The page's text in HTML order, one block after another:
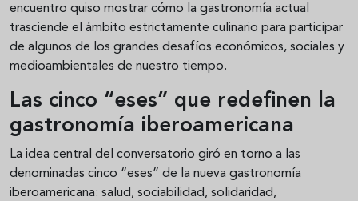
encuentro quiso mostrar cómo la gastronomía actual
trasciende el ámbito estrictamente culinario para participar
de algunos de los grandes desafíos económicos, sociales y
medioambientales de nuestro tiempo.
Las cinco “eses” que redefinen la
gastronomía iberoamericana
La idea central del conversatorio giró en torno a las
denominadas cinco “eses” de la nueva gastronomía
iberoamericana: salud, sociabilidad, solidaridad,